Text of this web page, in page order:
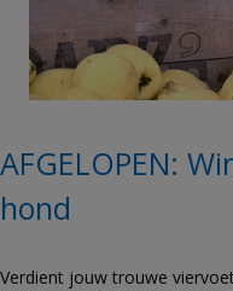
AFGELOPEN:
hond
Verdient jouw trouwe